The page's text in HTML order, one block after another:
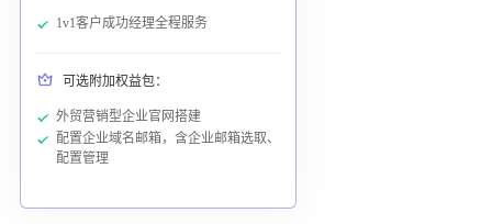
1v1客户成功经理全程服务
可选附加权益包：
外贸营销型企业官网搭建
配置企业域名邮箱，含企业邮箱选取、
配置管理